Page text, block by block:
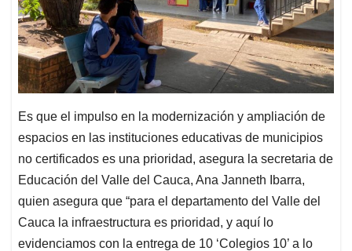
Es que el impulso en la modernización y ampliación de
espacios en las instituciones educativas de municipios
no certificados es una prioridad, asegura la secretaria de
Educación del Valle del Cauca, Ana Janneth Ibarra,
quien asegura que “para el departamento del Valle del
Cauca la infraestructura es prioridad, y aquí lo
evidenciamos con la entrega de 10 ‘Colegios 10’ a lo